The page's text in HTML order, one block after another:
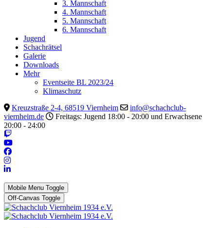
3. Mannschaft
4. Mannschaft
5. Mannschaft
6. Mannschaft
Jugend
Schachrätsel
Galerie
Downloads
Mehr
Eventseite BL 2023/24
Klimaschutz
Kreuzstraße 2-4, 68519 Viernheim
info@schachclub-
viernheim.de
Freitags: Jugend 18:00 - 20:00 und Erwachsene
20:00 - 24:00
Mobile Menu Toggle
Off-Canvas Toggle